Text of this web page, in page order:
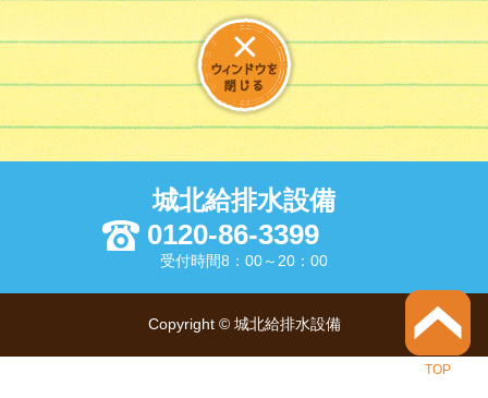
TOP
城北給排水設備
0120-86-3399
受付時間8：00～20：00
Copyright © 城北給排水設備